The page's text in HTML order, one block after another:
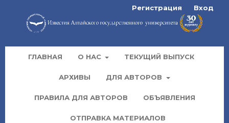
ГЛАВНАЯ О НАС ТЕКУЩИЙ ВЫПУСК
АРХИВЫ ДЛЯ АВТОРОВ
ПРАВИЛА ДЛЯ АВТОРОВ ОБЪЯВЛЕНИЯ
ОТПРАВКА МАТЕРИАЛОВ
Регистрация Вход